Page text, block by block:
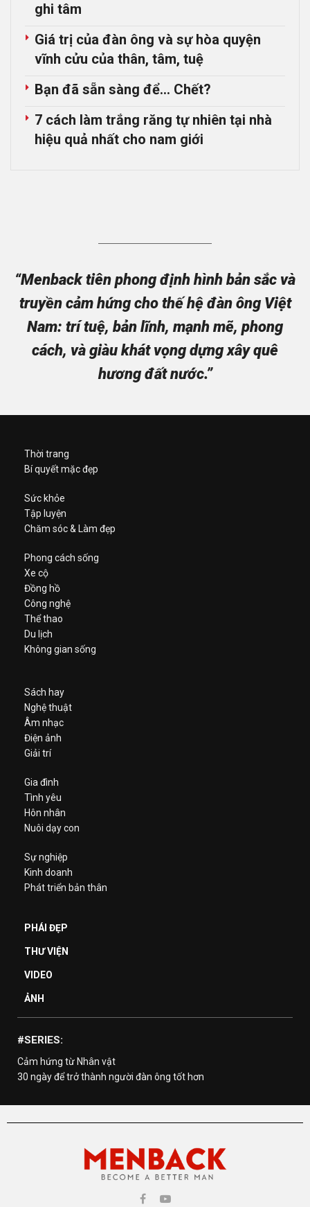
ghi tâm
Giá trị của đàn ông và sự hòa quyện
vĩnh cửu của thân, tâm, tuệ
Bạn đã sẵn sàng để… Chết?
7 cách làm trắng răng tự nhiên tại nhà
hiệu quả nhất cho nam giới
“Menback tiên phong định hình bản sắc và
truyền cảm hứng cho thế hệ đàn ông Việt
Nam: trí tuệ, bản lĩnh, mạnh mẽ, phong
cách, và giàu khát vọng dựng xây quê
hương đất nước.”
Thời trang
Bí quyết mặc đẹp
Sức khỏe
Tập luyện
Chăm sóc & Làm đẹp
Phong cách sống
Xe cộ
Đồng hồ
Công nghệ
Thể thao
Du lịch
Không gian sống
Sách hay
Nghệ thuật
Âm nhạc
Điện ảnh
Giải trí
Gia đình
Tình yêu
Hôn nhân
Nuôi dạy con
Sự nghiệp
Kinh doanh
Phát triển bản thân
PHÁI ĐẸP
THƯ VIỆN
VIDEO
ẢNH
#SERIES:
Cảm hứng từ Nhân vật
30 ngày để trở thành người đàn ông tốt hơn